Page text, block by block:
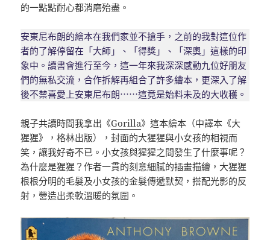
的一點點耐心都消磨殆盡。
安東尼布朗的繪本在我們家並不搶手，之前的我對這位作
者的了解停留在「大師」、「得獎」、「深奧」這樣的印
象中。讀書會進行至今，這一年來我深深感動九位好朋友
們的無私交流，合作拆解再組合了許多繪本，更深入了解
後不禁喜愛上安東尼布朗⋯⋯這竟是始料未及的大收穫。
親子共讀時間我拿出《Gorilla》這本繪本（中譯本《大
猩猩》，格林出版），封面的大猩猩與小女孩的相視而
笑，讓我好奇不已。小女孩與猩猩之間發生了什麼事呢？
為什麼是猩猩？作者一貫的刻意細膩的插畫描繪，大猩猩
根根分明的毛髮及小女孩的金髮傳遞默契，搭配光影的反
射，營造出柔軟溫暖的氛圍。